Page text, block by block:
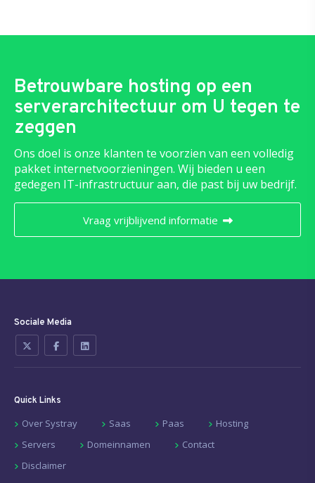
Betrouwbare hosting op een
serverarchitectuur om U tegen te
zeggen
Ons doel is onze klanten te voorzien van een volledig
pakket internetvoorzieningen. Wij bieden u een
gedegen IT-infrastructuur aan, die past bij uw bedrijf.
Vraag vrijblijvend informatie
Sociale Media
Quick Links
Over Systray Saas Paas
Hosting
Servers
Domeinnamen
Contact
Disclaimer